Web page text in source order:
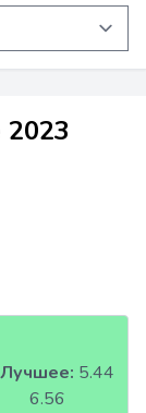
2023
6.56
Лучшее: 5.44